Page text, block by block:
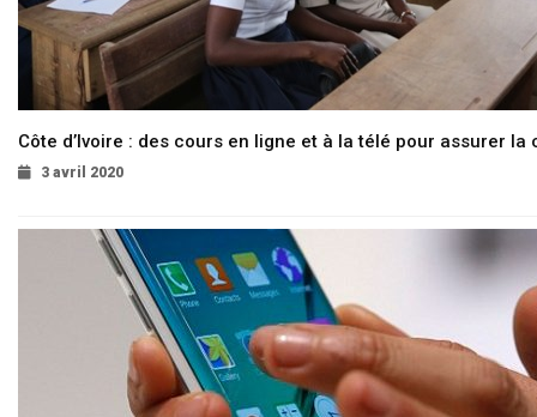
Côte d’Ivoire : des cours en ligne et à la télé pour assurer la
3 avril 2020